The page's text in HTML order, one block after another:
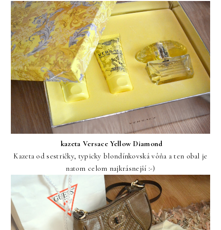
kazeta Versace Yellow Diamond
Kazeta od sestričky, typicky blondínkovská vôňa a ten obal je
natom celom najkrásnejší :-)